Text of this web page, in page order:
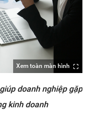
Xem toàn màn hình
doanh nghiệp gặp
kinh doanh